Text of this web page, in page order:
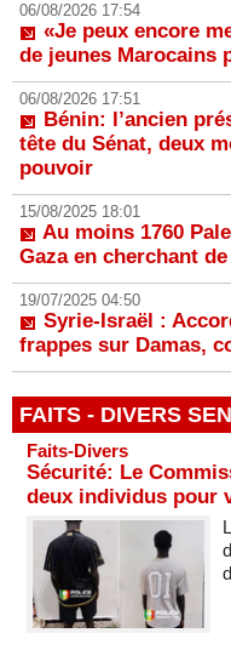
06/08/2026 17:54
«Je peux encore
de jeunes Marocains
06/08/2026 17:51
Bénin: l’ancien
tête du Sénat, deux
pouvoir
15/08/2025 18:01
Au moins 1760
Gaza en cherchant
19/07/2025 04:50
Syrie-Israël :
frappes sur Damas,
FAITS - DIVERS
Faits-Divers
Sécurité: Le
deux individus pour